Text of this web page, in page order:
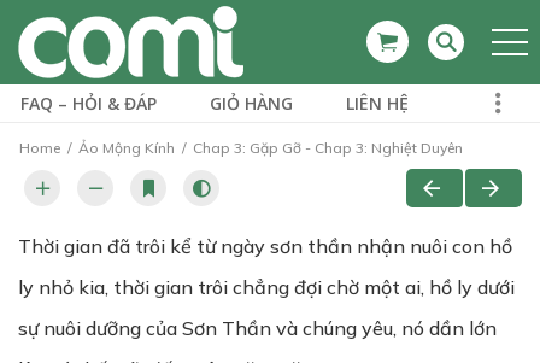
FAQ – HỎI & ĐÁP GIỎ HÀNG LIÊN HỆ
Home Ảo Mộng Kính Chap 3: Gặp Gỡ - Chap 3: Nghiệt Duyên
Thời gian đã trôi kể từ ngày sơn thần nhận nuôi con hồ
ly nhỏ kia, thời gian trôi chẳng đợi chờ một ai, hồ ly dưới
sự nuôi dưỡng của Sơn Thần và chúng yêu, nó dần lớn